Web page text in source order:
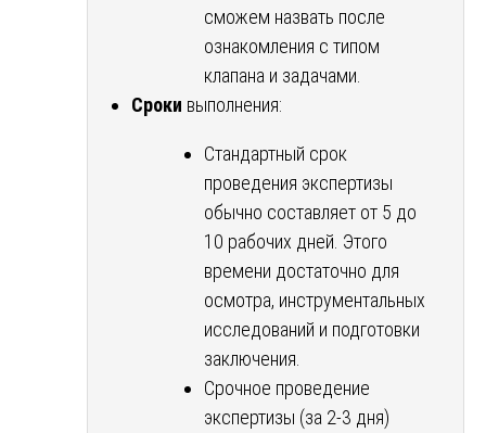
сможем назвать после
ознакомления с типом
клапана и задачами.
Сроки выполнения:
Стандартный срок
проведения экспертизы
обычно составляет от 5 до
10 рабочих дней. Этого
времени достаточно для
осмотра, инструментальных
исследований и подготовки
заключения.
Срочное проведение
экспертизы (за 2-3 дня)